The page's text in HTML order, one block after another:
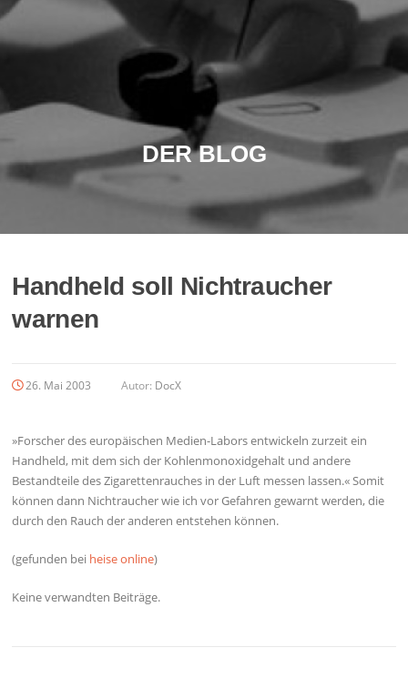
DER BLOG
Handheld soll Nichtraucher
warnen
26. Mai 2003 Autor: DocX
»Forscher des europäischen Medien-Labors entwickeln zurzeit ein
Handheld, mit dem sich der Kohlenmonoxidgehalt und andere
Bestandteile des Zigarettenrauches in der Luft messen lassen.« Somit
können dann Nichtraucher wie ich vor Gefahren gewarnt werden, die
durch den Rauch der anderen entstehen können.
(gefunden bei heise online)
Keine verwandten Beiträge.